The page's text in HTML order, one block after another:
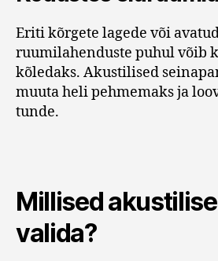
Eriti kõrgete lagede või
ruumilahenduste puhul võib
kõledaks. Akustilised
muuta heli pehmemaks ja
tunde.
Millised
valida?